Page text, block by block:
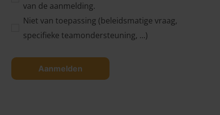
van de aanmelding.
Niet van toepassing (beleidsmatige vraag,
specifieke teamondersteuning, ...)
Aanmelden